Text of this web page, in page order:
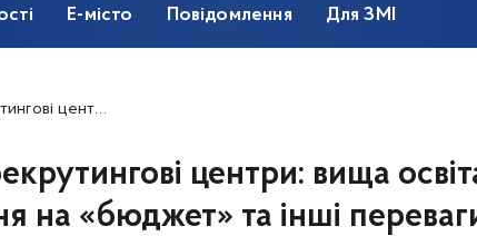
Е-місто Повідомлення Для ЗМІ
для новобранців та їхніх сімей
центри: вища
на «бюджет» та інші